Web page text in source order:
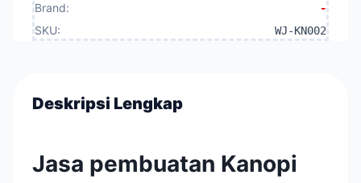
Brand:
-
SKU:
WJ-KN002
Deskripsi Lengkap
Jasa pembuatan Kanopi